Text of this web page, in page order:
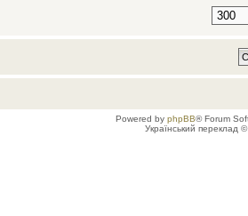
Powered by phpBB® Forum
Український переклад